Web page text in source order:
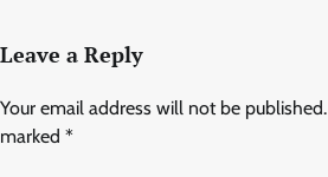
Leave a Reply
Your email address will not be published.
marked *